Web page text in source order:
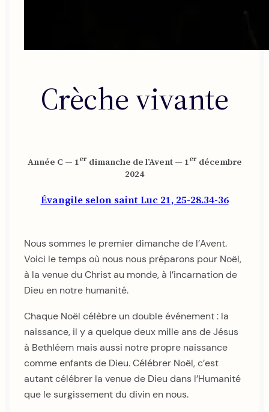
Crèche vivante
Année C — 1erdimanche de l’Avent — 1erdécembre
2024
Évangile selon saint Luc 21, 25-28.34-36
Nous sommes le premier dimanche de l’Avent.
Voici le temps où nous nous préparons pour Noël,
à la venue du Christ au monde, à l’incarnation de
Dieu en notre humanité.
Chaque Noël célèbre un double événement : la
naissance, il y a quelque deux mille ans de Jésus
à Bethléem mais aussi notre propre naissance
comme enfants de Dieu. Célébrer Noël, c’est
autant célébrer la venue de Dieu dans l’Humanité
que le surgissement du divin en nous.